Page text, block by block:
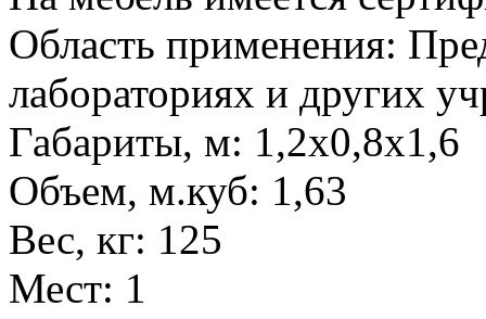
Область применения:
лабораториях и других
Габариты, м: 1,2х0,8х1,6
Объем, м.куб: 1,63
Вес, кг: 125
Мест: 1